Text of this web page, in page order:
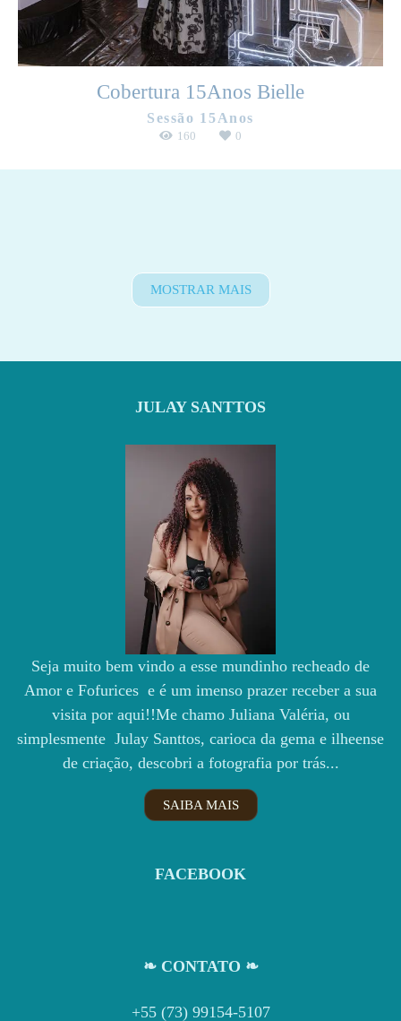
Cobertura 15Anos Bielle
Sessão 15Anos
160 0
MOSTRAR MAIS
JULAY SANTTOS
Seja muito bem vindo a esse mundinho recheado de
Amor e Fofurices e é um imenso prazer receber a sua
visita por aqui!!Me chamo Juliana Valéria, ou
simplesmente Julay Santtos, carioca da gema e ilheense
de criação, descobri a fotografia por trás...
SAIBA MAIS
FACEBOOK
❧ CONTATO ❧
+55 (73) 99154-5107